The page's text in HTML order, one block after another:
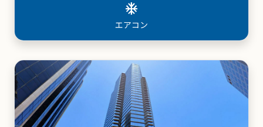
tv
フラットスクリーンTV